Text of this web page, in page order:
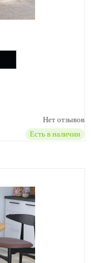
Нет отзывов
Есть в наличии